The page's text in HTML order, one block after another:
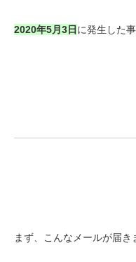
2020年5月3日 に発生した
まず、こんなメールが届き